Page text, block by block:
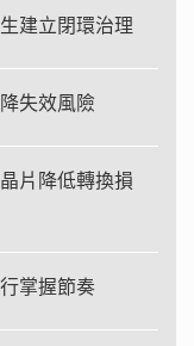
建立閉環治理
失效風險
片降低轉換損
掌握節奏